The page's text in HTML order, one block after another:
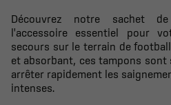
Découvrez notre sachet
l'accessoire essentiel pour
secours sur le terrain de
et absorbant, ces tampons
arrêter rapidement les
intenses.